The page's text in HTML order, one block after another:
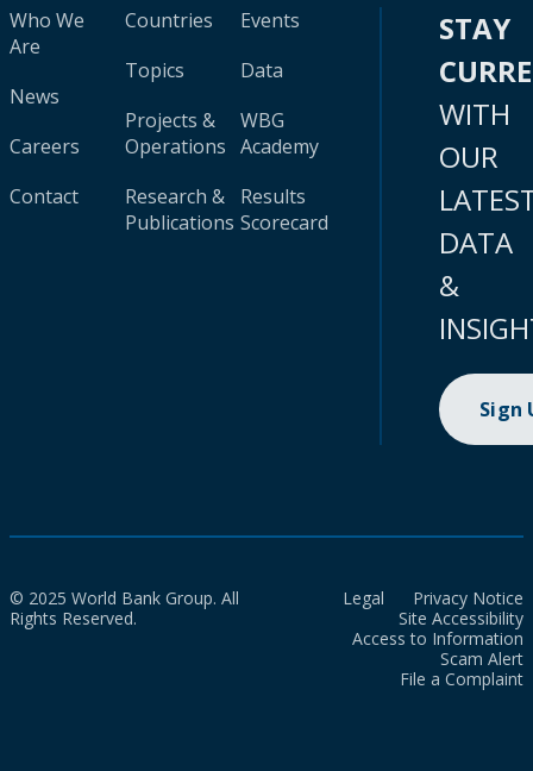
Who We
Are
News
Careers
Contact
Countries
Topics
Projects &
Operations
Research &
Publications
Events
Data
WBG
Academy
Results
Scorecard
STAY
WITH
OUR
DATA
&
Sign
© 2025 World Bank Group. All
Rights Reserved.
Legal
Privacy Notice
Site Accessibility
Access to Information
Scam Alert
File a Complaint